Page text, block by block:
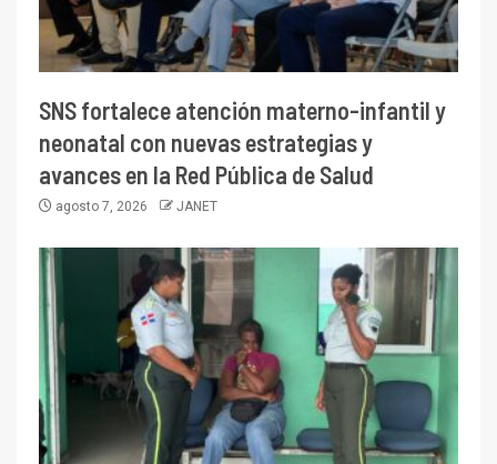
SNS fortalece atención materno-infantil y
neonatal con nuevas estrategias y
avances en la Red Pública de Salud
agosto 7, 2026 JANET